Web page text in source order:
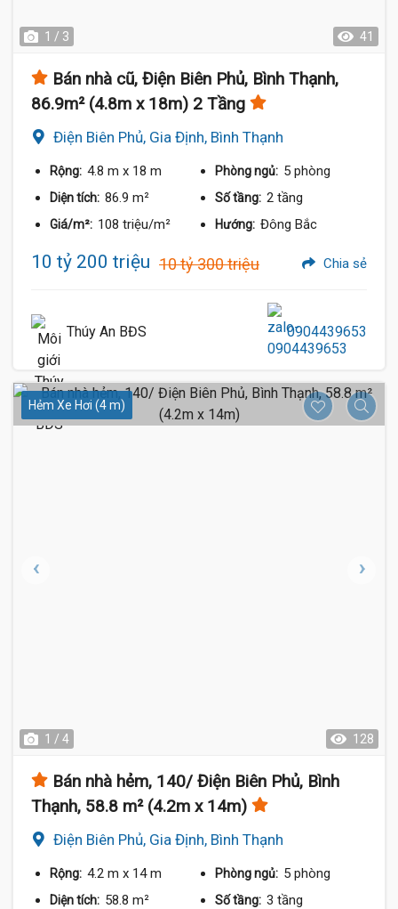
1 / 3 41
Bán nhà cũ, Điện Biên Phủ, Bình Thạnh,
86.9m² (4.8m x 18m) 2 Tầng
Điện Biên Phủ, Gia Định, Bình Thạnh
Rộng: 4.8 m x 18 m Phòng ngủ: 5 phòng
Diện tích: 86.9 m² Số tầng: 2 tầng
Giá/m²: 108 triệu/m² Hướng: Đông Bắc
10 tỷ 200 triệu 10 tỷ 300 triệu Chia sẻ
Thúy An BĐS 0904439653
Hẻm Xe Hơi (4 m)
1 / 4 128
Bán nhà hẻm, 140/ Điện Biên Phủ, Bình
Thạnh, 58.8 m² (4.2m x 14m)
Điện Biên Phủ, Gia Định, Bình Thạnh
Rộng: 4.2 m x 14 m Phòng ngủ: 5 phòng
Diện tích: 58.8 m² Số tầng: 3 tầng